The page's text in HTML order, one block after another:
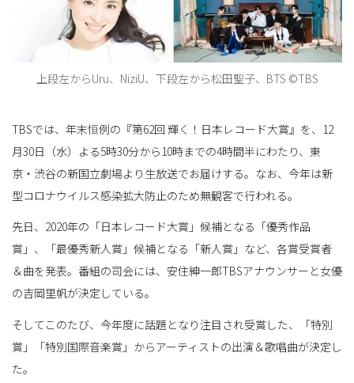
り
え
上段左からUru、NiziU、下段左から松田聖子、BTS ©TBS
TBSでは、年末恒例の『第62回 輝く！日本レコード大賞』を、12
月30日（水）よる5時30分から10時までの4時間半にわたり、東
京・渋谷の新国立劇場より生放送でお届けする。なお、今年は新
型コロナウイルス感染拡大防止のため無観客で行われる。
先日、2020年の「日本レコード大賞」候補となる「優秀作品
賞」、「最優秀新人賞」候補となる「新人賞」など、各賞受賞者
＆曲を発表。番組の司会には、安住紳一郎TBSアナウンサーと女優
の吉岡里帆が決定している。
そしてこのたび、今年度に話題となり注目され受賞した、「特別
賞」「特別国際音楽賞」からアーティストの出演＆歌唱曲が決定し
た。